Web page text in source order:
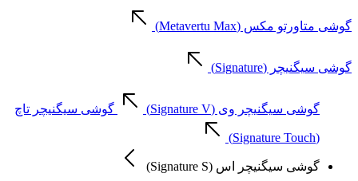
گوشی متاورتو مکس (Metavertu Max)
گوشی سیگنیچر (Signature)
گوشی سیگنیچر وی (Signature V) گوشی سیگنیچر تاچ
(Signature Touch)
گوشی سیگنیچر اس (Signature S)